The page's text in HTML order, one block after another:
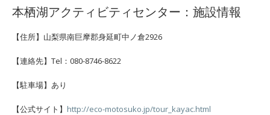
本栖湖アクティビティセンター：施設情報
【住所】山梨県南巨摩郡身延町中ノ倉2926
【連絡先】Tel：080-8746-8622
【駐車場】あり
【公式サイト】 http://eco-motosuko.jp/tour_kayac.html